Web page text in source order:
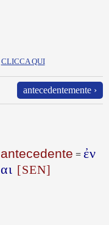
CLICCA QUI
antecedentemente ›
= ἐν
[SEN]